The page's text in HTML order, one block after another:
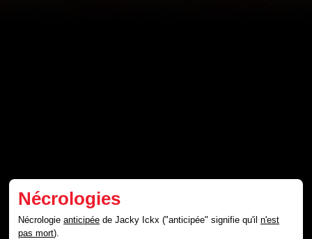
Nécrologies
Nécrologieanticipée de Jacky Ickx ("anticipée" signifie qu'iln'est
pas mort).